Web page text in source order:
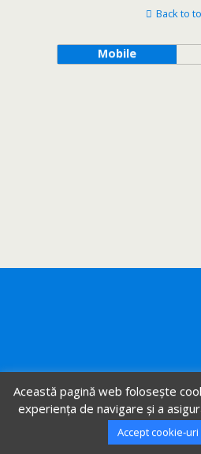
Back to
Mobile
Această pagină web folosește
experiența de navigare și a
Accept cookie-uri